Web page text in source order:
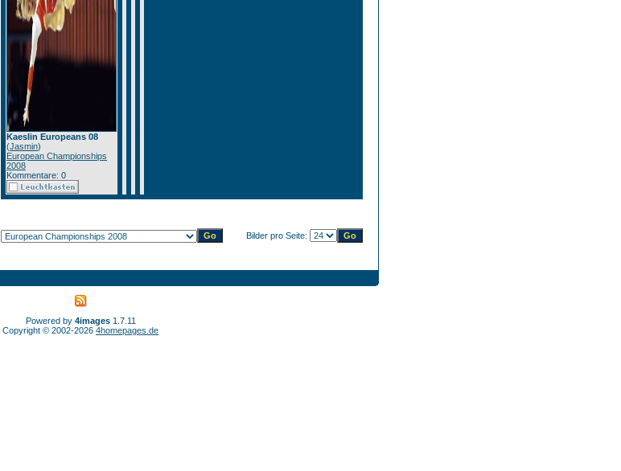
Kaeslin Europeans 08
(Jasmin)
European Championships
2008
Kommentare: 0
Bilder pro Seite:
Powered by 4images1.7.11
Copyright © 2002-2026 4homepages.de